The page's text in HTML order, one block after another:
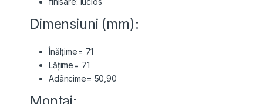
Dimensiuni (mm):
Înălțime= 71
Lățime= 71
Adâncime= 50,90